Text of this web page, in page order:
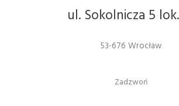
ul. Sokolnicza 5
53-676 Wrocław
Zadzwoń